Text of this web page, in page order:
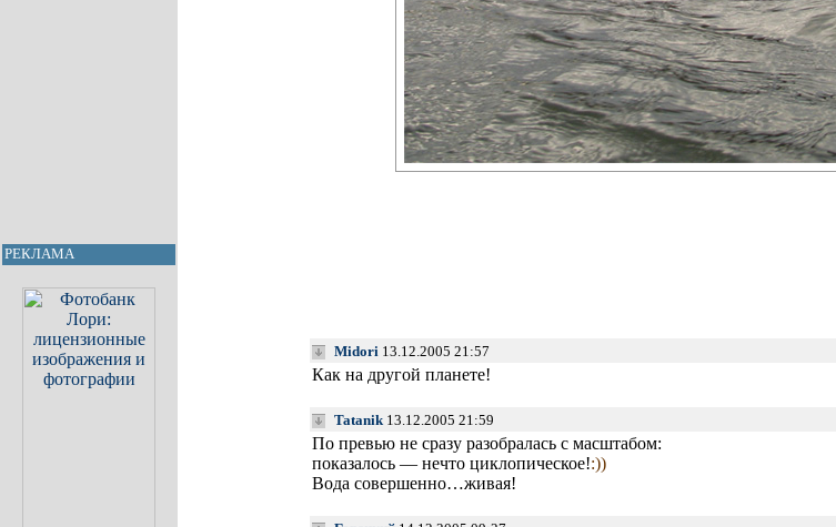
РЕКЛАМА
Midori13.12.2005 21:57
Как на другой планете!
Tatanik13.12.2005 21:59
По превью не сразу разобралась с масштабом:
показалось — нечто циклопическое!:))
Вода совершенно…живая!